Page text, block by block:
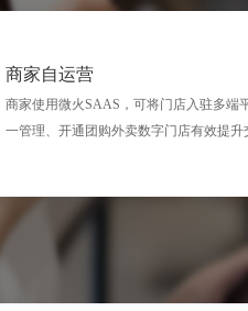
商家自运营
商家使用微火SAAS，可将门店入驻多端
一管理、开通团购外卖数字门店有效提升